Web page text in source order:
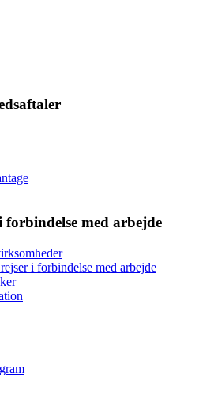
med arbejde
i forbindelse med arbejde